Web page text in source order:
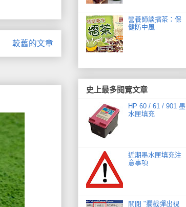
較舊的文章
營養師談擂茶：保
健防中風
史上最多閱覽文章
HP 60 / 61 / 901 墨
水匣填充
近期墨水匣填充注
意事項
關閉 "攔截彈出視